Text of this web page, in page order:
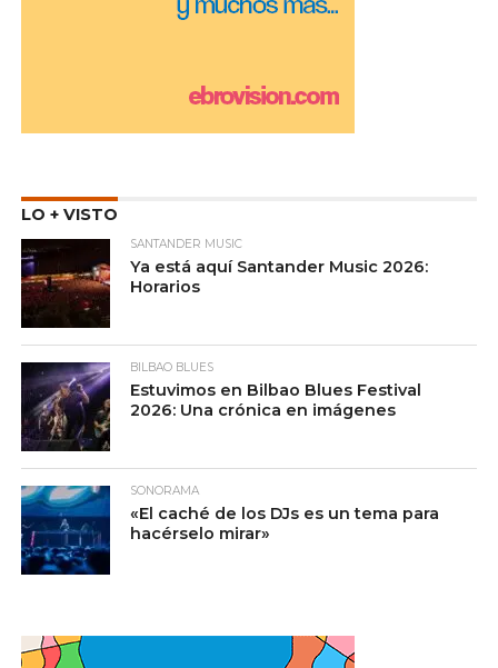
LO + VISTO
SANTANDER MUSIC
Ya está aquí Santander Music 2026:
Horarios
BILBAO BLUES
Estuvimos en Bilbao Blues Festival
2026: Una crónica en imágenes
SONORAMA
«El caché de los DJs es un tema para
hacérselo mirar»